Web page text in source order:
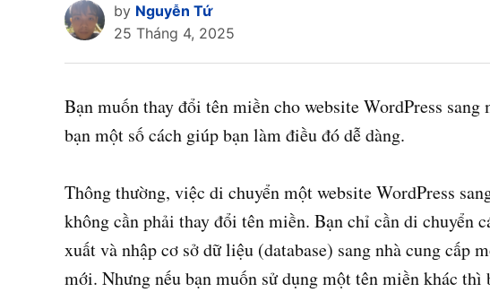
by Nguyễn Tứ
25 Tháng 4, 2025
Bạn muốn thay đổi tên miền cho website WordPress
bạn một số cách giúp bạn làm điều đó dễ dàng.
Thông thường, việc di chuyển một website WordPress
không cần phải thay đổi tên miền. Bạn chỉ cần di chuyển
xuất và nhập cơ sở dữ liệu (database) sang nhà cung cấp
mới. Nhưng nếu bạn muốn sử dụng một tên miền khác